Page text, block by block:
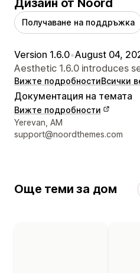
Получаване на поддръжка
Version 1.6.0•August 04,
Aesthetic 1.6.0 introduces
Вижте подробностиВсички
Документация на темата
Вижте подробности
Данни за връзка с
Yerevan, AM
support@noordthemes.com
Още теми за дом